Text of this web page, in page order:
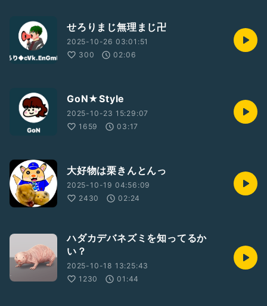
せろりまじ無理まじ卍
2025-10-26 03:01:51
300
02:06
GoN★Style
2025-10-23 15:29:07
1659
03:17
大好物は栗きんとんっ
2025-10-19 04:56:09
2430
02:24
ハダカデバネズミを知ってるか
い？
2025-10-18 13:25:43
1230
01:44